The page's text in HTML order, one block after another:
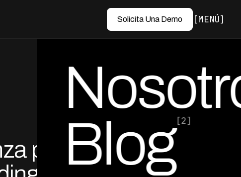
Solicita Una Demo MENÚ
Blog[2]
para
por Ed Escobar
Co-Founder & CEO